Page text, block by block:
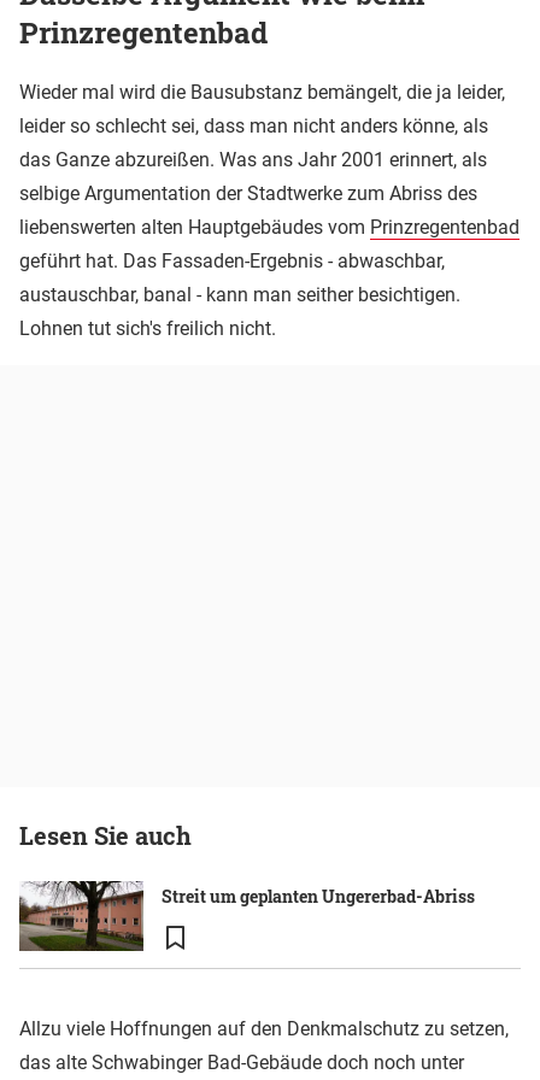
Prinzregentenbad
Wieder mal wird die Bausubstanz bemängelt, die ja leider,
leider so schlecht sei, dass man nicht anders könne, als
das Ganze abzureißen. Was ans Jahr 2001 erinnert, als
selbige Argumentation der Stadtwerke zum Abriss des
liebenswerten alten Hauptgebäudes vom Prinzregentenbad
geführt hat. Das Fassaden-Ergebnis - abwaschbar,
austauschbar, banal - kann man seither besichtigen.
Lohnen tut sich's freilich nicht.
Lesen Sie auch
Streit um geplanten Ungererbad-Abriss
Allzu viele Hoffnungen auf den Denkmalschutz zu setzen,
das alte Schwabinger Bad-Gebäude doch noch unter